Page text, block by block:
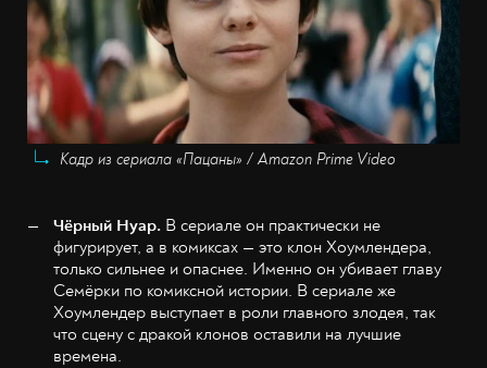
Кадр из сериала «Пацаны» / Amazon Prime Video
Чёрный Нуар. В сериале он практически не
фигурирует, а в комиксах — это клон Хоумлендера,
только сильнее и опаснее. Именно он убивает главу
Семёрки по комиксной истории. В сериале же
Хоумлендер выступает в роли главного злодея, так
что сцену с дракой клонов оставили на лучшие
времена.